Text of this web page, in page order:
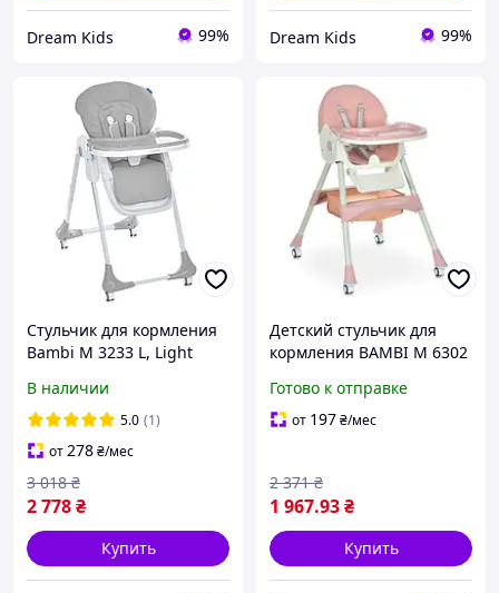
Dream Kids 99% Dream Kids 99%
Стульчик для кормления
Bambi M 3233 L, Light
В наличии
5.0 (1)
от278₴/мес
2 778₴
3 018 ₴
Купить
Детский стульчик для
кормления BAMBI M 6302
ремнями безопасности
Готово к отправке
от 197₴/мес
1 967.93₴
2 371 ₴
Купить